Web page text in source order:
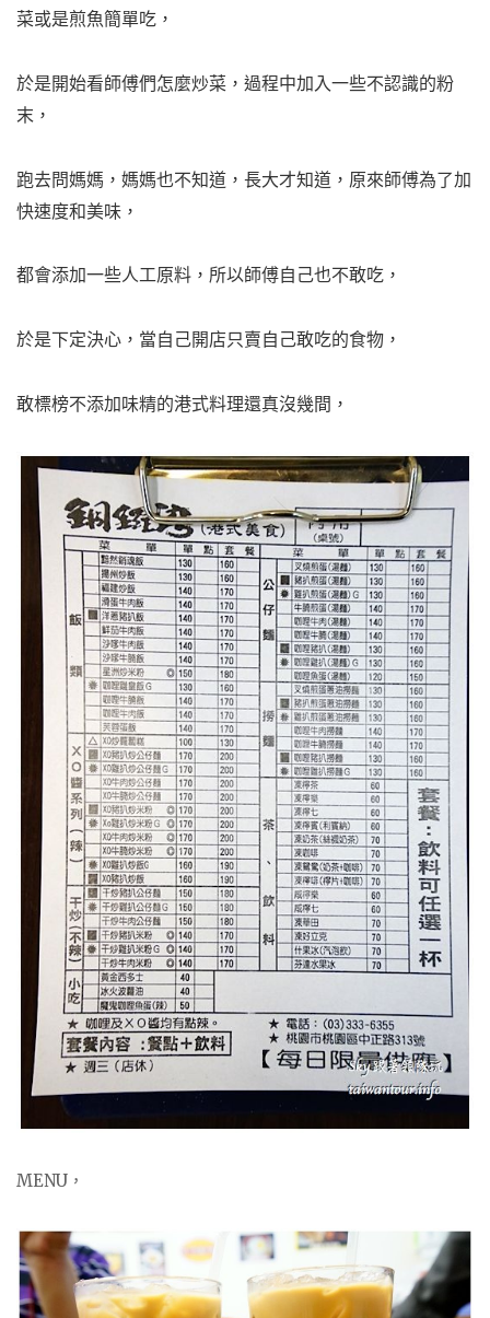
菜或是煎魚簡單吃，
於是開始看師傅們怎麼炒菜，過程中加入一些不認識的粉
末，
跑去問媽媽，媽媽也不知道，長大才知道，原來師傅為了加
快速度和美味，
都會添加一些人工原料，所以師傅自己也不敢吃，
於是下定決心，當自己開店只賣自己敢吃的食物，
敢標榜不添加味精的港式料理還真沒幾間，
MENU，